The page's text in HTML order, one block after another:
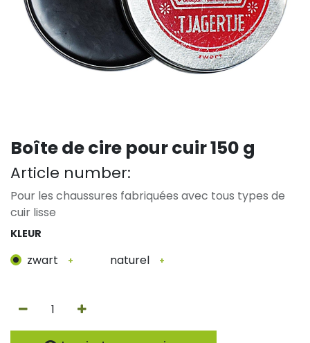
Boîte de cire pour cuir 150 g
Article number:
Pour les chaussures fabriquées avec tous types de
cuir lisse
KLEUR
zwart + naturel +